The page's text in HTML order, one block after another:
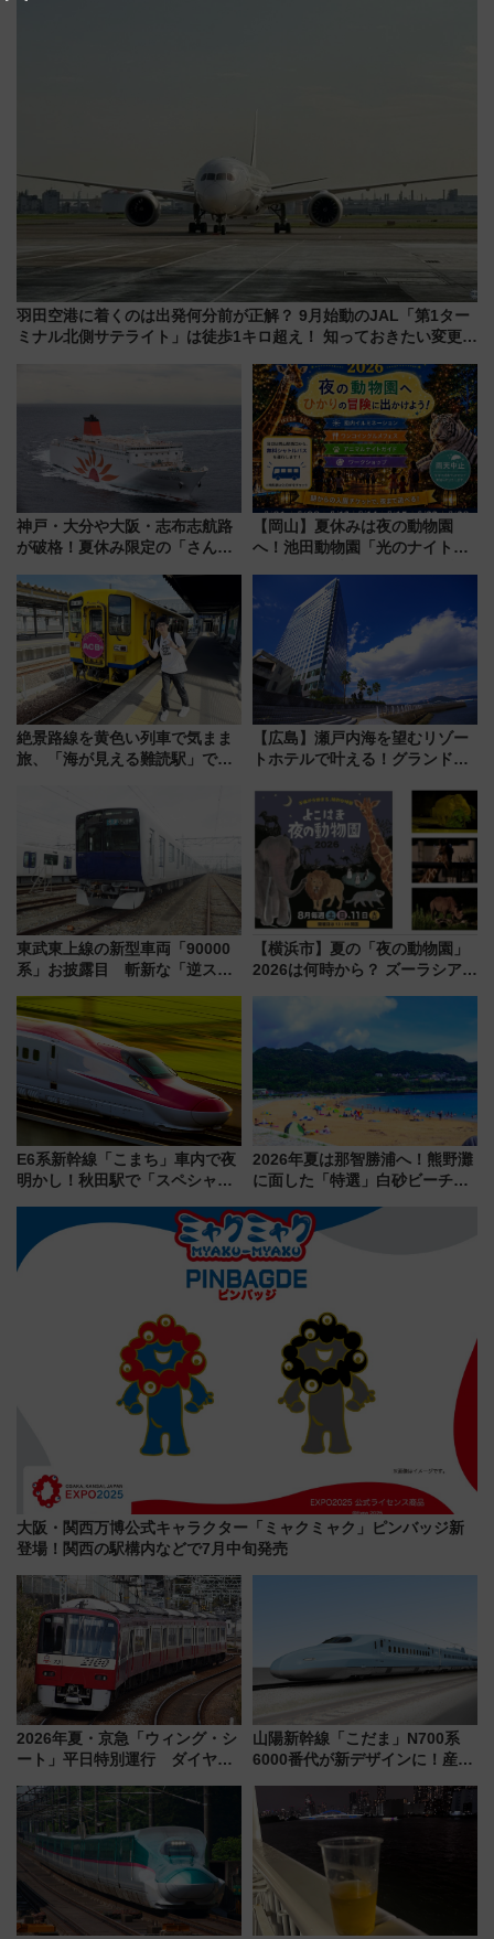
羽田空港に着くのは出発何分前が正解？ 9月始動のJAL「第1ター
ミナル北側サテライト」は徒歩1キロ超え！ 知っておきたい変更点
神戸・大分や大阪・志布志航路
が破格！夏休み限定の「さんふ
ート 夕朝食ビュッフェ付きで
快適な船旅はいかが？
【岡山】夏休みは夜の動物園
へ！池田動物園「光のナイトズ
絶景路線を黄色い列車で気まま
旅、「海が見える難読駅」で幸
の舞台は「島原鉄道」
【広島】瀬戸内海を望むリゾー
トホテルで叶える！グランドプ
ディング＆カジュアルパーティ
ープラン
東武東上線の新型車両「90000
系」お披露目 斬新な「逆スラ
放的な車内空間に注目、デビュ
ーは9月
【横浜市】夏の「夜の動物園」
2026は何時から？ ズーラシア・
見どころ、限定イベントを徹底
解説！
E6系新幹線「こまち」車内で夜
明かし！秋田駅で「スペシャル
2026年夏は那智勝浦へ！熊野灘
に面した「特選」白砂ビーチは
会」は8月11日開催！
大阪・関西万博公式キャラクター「ミャクミャク」ピンバッジ新
登場！関西の駅構内などで7月中旬発売
2026年夏・京急「ウィング・シ
ート」平日特別運行 ダイヤ・
三浦海岸を堪能できるお出かけ
プランもご紹介
山陽新幹線「こだま」N700系
6000番代が新デザインに！産学
用は今冬から